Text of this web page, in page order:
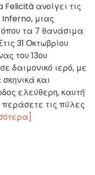
Felicità ανοίγει τις
Inferno, μιας
τα 7 θανάσιμα
31 Οκτωβρίου
του 13ου
δαιμονικό ιερό, με
και
ελεύθερη, καυτή
τις πύλες